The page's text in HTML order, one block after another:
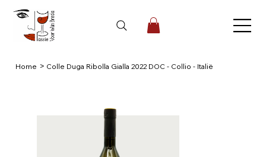
Home > Colle Duga Ribolla Gialla 2022 DOC - Collio - Italië